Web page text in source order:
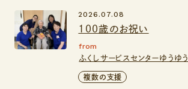
100歳のお祝い
2026.07.08
from
ふくしサービスセンターゆうゆう
複数の支援